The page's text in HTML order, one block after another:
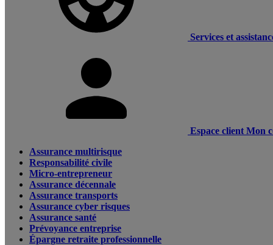
Services et
Espace client Mon
Assurance multirisque
Responsabilité civile
Micro-entrepreneur
Assurance décennale
Assurance transports
Assurance cyber risques
Assurance santé
Prévoyance entreprise
Épargne retraite professionnelle